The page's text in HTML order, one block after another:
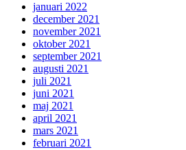
januari 2022
december 2021
november 2021
oktober 2021
september 2021
augusti 2021
juli 2021
juni 2021
maj 2021
april 2021
mars 2021
februari 2021